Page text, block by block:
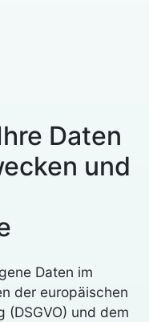
Daten
und
Daten im
der europäischen
(DSGVO) und dem